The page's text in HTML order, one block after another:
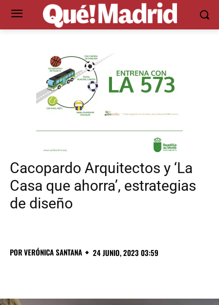
Cacopardo Arquitectos y ‘La
Casa que ahorra’, estrategias
de diseño
PORVERÓNICA SANTANA 24 JUNIO, 2023 03:59